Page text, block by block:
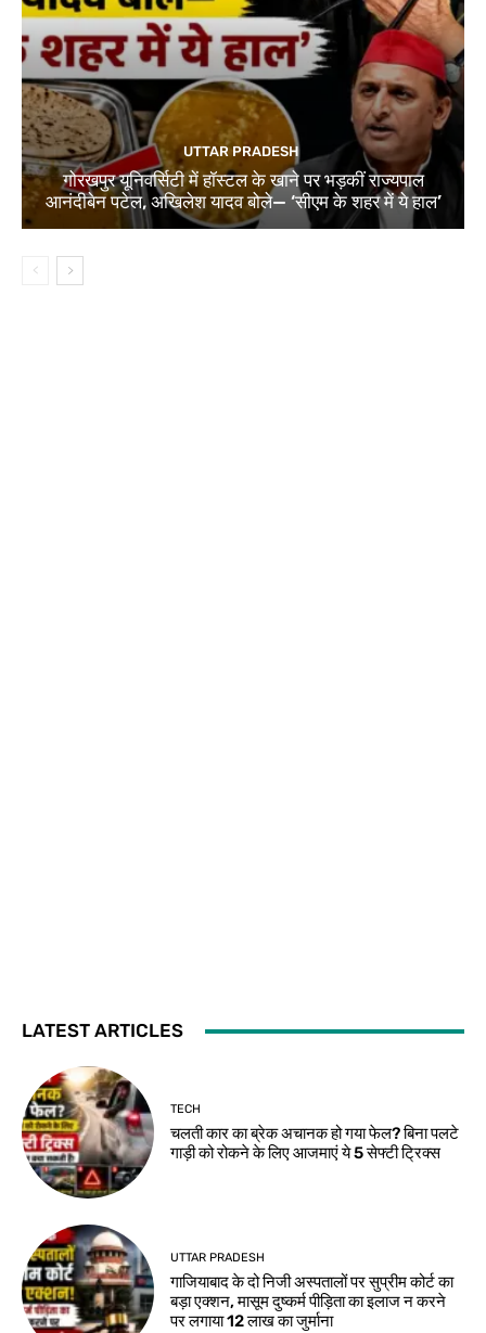
UTTAR PRADESH
गोरखपुर यूनिवर्सिटी में हॉस्टल के खाने पर भड़कीं राज्यपाल
आनंदीबेन पटेल, अखिलेश यादव बोले— ‘सीएम के शहर में ये हाल’
LATEST ARTICLES
TECH
चलती कार का ब्रेक अचानक हो गया फेल? बिना पलटे
गाड़ी को रोकने के लिए आजमाएं ये 5 सेफ्टी ट्रिक्स
UTTAR PRADESH
गाजियाबाद के दो निजी अस्पतालों पर सुप्रीम कोर्ट का
बड़ा एक्शन, मासूम दुष्कर्म पीड़िता का इलाज न करने
पर लगाया 12 लाख का जुर्माना